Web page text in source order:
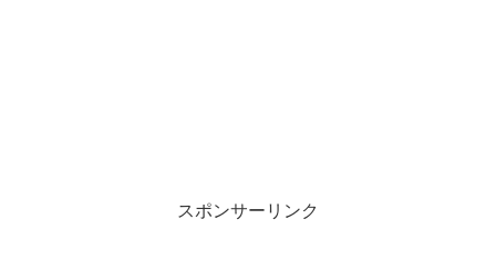
スポンサーリンク